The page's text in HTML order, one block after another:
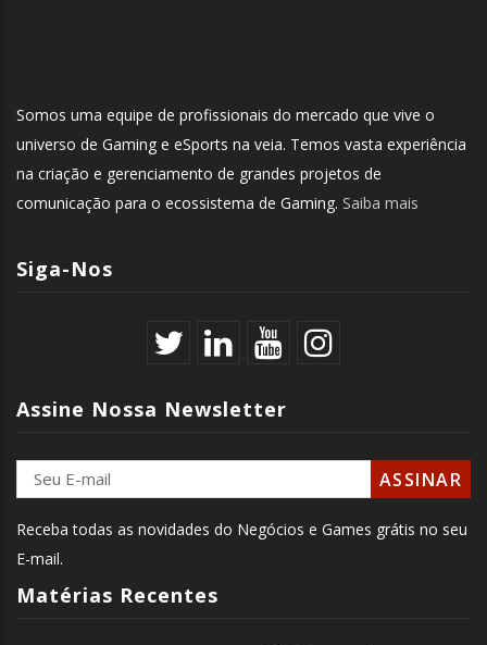
Somos uma equipe de profissionais do mercado que vive o
universo de Gaming e eSports na veia. Temos vasta experiência
na criação e gerenciamento de grandes projetos de
comunicação para o ecossistema de Gaming. Saiba mais
Siga-Nos
Assine Nossa Newsletter
Receba todas as novidades do Negócios e Games grátis no seu
E-mail.
Matérias Recentes